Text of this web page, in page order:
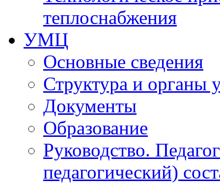
теплоснабжения
УМЦ
Основные сведения
Структура и органы
Документы
Образование
Руководство.
педагогический)